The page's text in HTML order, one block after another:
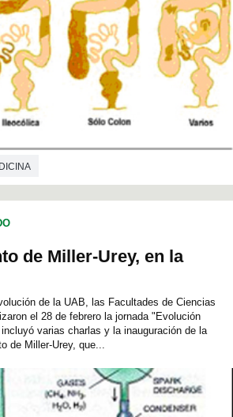
de Miller-Urey, en la
de la UAB, las Facultades de Ciencias
el 28 de febrero la jornada "Evolución
varias charlas y la inauguración de la
de Miller-Urey, que...